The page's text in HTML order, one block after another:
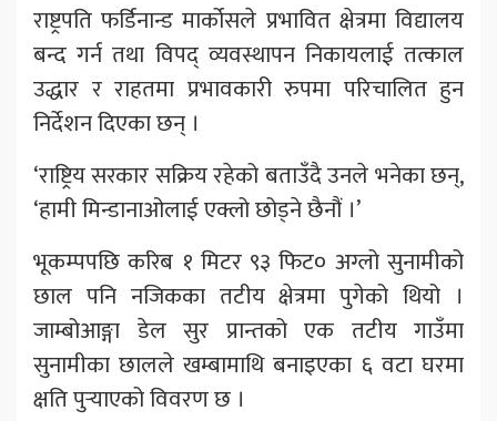
राष्ट्रपति फर्डिनान्ड मार्कोसले प्रभावित क्षेत्रमा विद्यालय
बन्द गर्न तथा विपद् व्यवस्थापन निकायलाई तत्काल
उद्धार र राहतमा प्रभावकारी रुपमा परिचालित हुन
निर्देशन दिएका छन् ।
‘राष्ट्रिय सरकार सक्रिय रहेको बताउँदै उनले भनेका छन्,
‘हामी मिन्डानाओलाई एक्लो छोड्ने छैनौं ।’
भूकम्पपछि करिब १ मिटर ९३ फिट० अग्लो सुनामीको
छाल पनि नजिकका तटीय क्षेत्रमा पुगेको थियो ।
जाम्बोआङ्गा डेल सुर प्रान्तको एक तटीय गाउँमा
सुनामीका छालले खम्बामाथि बनाइएका ६ वटा घरमा
क्षति पुर्‍याएको विवरण छ ।